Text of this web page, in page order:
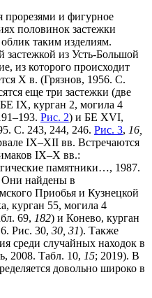
и фигурное
половинок застежки
таким изделиям.
из Усть-Большой
из которого происходит
X в. (Грязнов, 1956. С.
еще три застежки (две
IX, курган 2, могила 4
Рис. 2) и БЕ XVI,
С. 243, 244, 246. Рис. 3, 16,
IX–XII вв. Встречаются
IX–X вв.:
памятники…, 1987.
Они найдены в
Приобья и Кузнецкой
курган 55, могила 4
69, 182) и Конево, курган
Рис. 30, 30, 31). Также
среди случайных находок в
2008. Табл. 10, 15; 2019). В
довольно широко в